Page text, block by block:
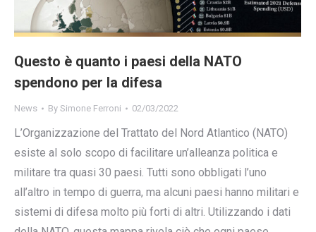
Questo è quanto i paesi della NATO
spendono per la difesa
News By Simone Ferroni 02/03/2022
L’Organizzazione del Trattato del Nord Atlantico (NATO)
esiste al solo scopo di facilitare un’alleanza politica e
militare tra quasi 30 paesi. Tutti sono obbligati l’uno
all’altro in tempo di guerra, ma alcuni paesi hanno militari e
sistemi di difesa molto più forti di altri. Utilizzando i dati